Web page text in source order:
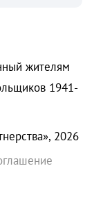
жителям
1941-
2026